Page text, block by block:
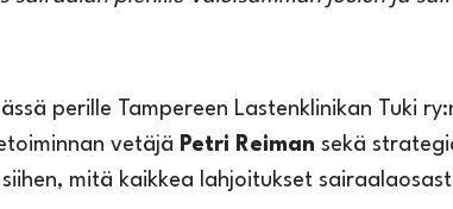
perille Tampereen Lastenklinikan Tuki
vetäjä Petri Reiman sekä
mitä kaikkea lahjoitukset